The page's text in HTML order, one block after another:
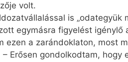
volt.
is „odategyük
egymásra figyelést igénylő
a zarándoklaton, most
Erősen gondolkodtam,